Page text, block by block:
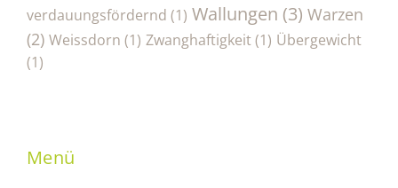
verdauungsfördernd (1) Wallungen (3) Warzen
(2) Weissdorn (1) Zwanghaftigkeit(1) Übergewicht
(1)
Menü